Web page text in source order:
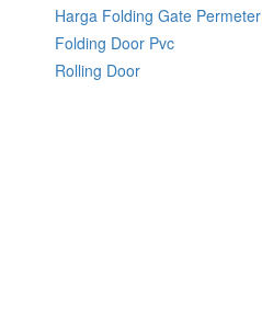
Harga Folding Gate Permeter
Folding Door Pvc
Rolling Door